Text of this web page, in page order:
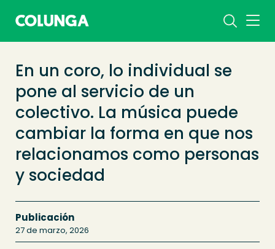
En un coro, lo individual se
pone al servicio de un
colectivo. La música puede
cambiar la forma en que nos
relacionamos como personas
y sociedad
Publicación
27 de marzo, 2026